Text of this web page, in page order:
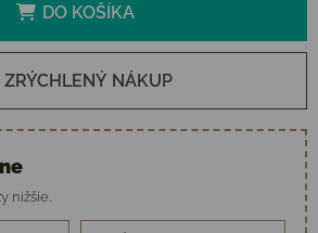
DO KOŠÍKA
ZRÝCHLENÝ NÁKUP
nižšie.